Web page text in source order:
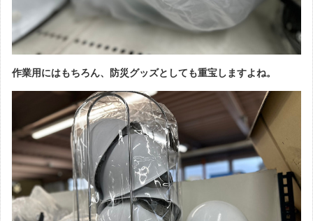
作業用にはもちろん、防災グッズとしても重宝しますよね。